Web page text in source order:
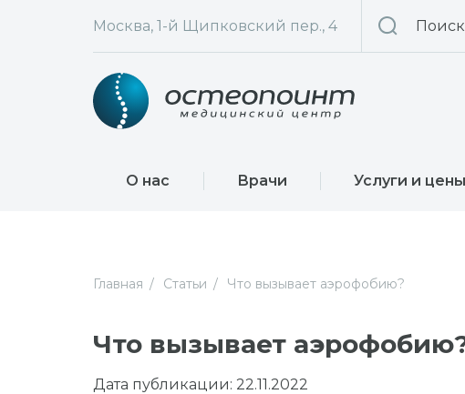
Москва, 1-й Щипковский пер., 4
О нас Врачи Услуги и цены
Главная Статьи Что вызывает аэрофобию?
Что вызывает
Дата публикации: 22.11.2022